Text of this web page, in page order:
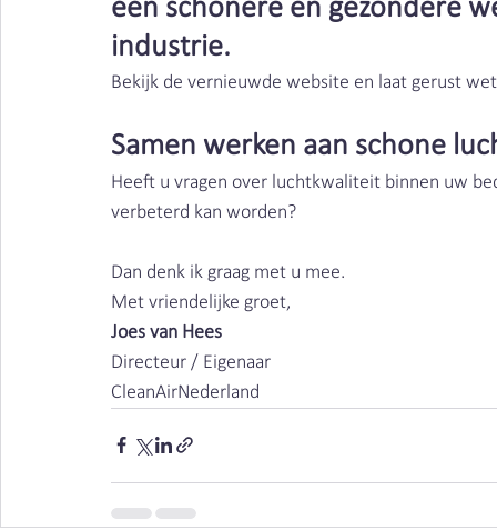
een schonere en gezondere
industrie.
Bekijk de vernieuwde website en laat gerust
Samen werken aan schone
Heeft u vragen over luchtkwaliteit binnen uw
verbeterd kan worden?
Dan denk ik graag met u mee.
Met vriendelijke groet,
Joes van Hees
Directeur / Eigenaar
CleanAirNederland